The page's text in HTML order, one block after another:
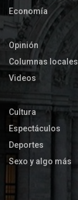
Economía
Opinión
Columnas locales
Videos
Cultura
Espectáculos
Deportes
Sexo y algo más